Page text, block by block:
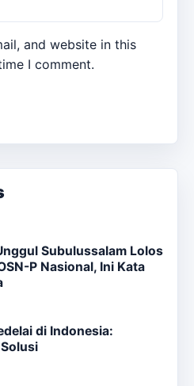
and website in this
I comment.
Subulussalam Lolos
P Nasional, Ini Kata
di Indonesia: